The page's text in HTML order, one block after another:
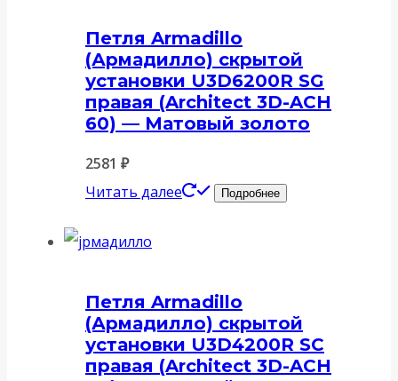
Петля Armadillo
(Армадилло) скрытой
установки U3D6200R SG
правая (Architect 3D-ACH
60) — Матовый золото
2581 ₽
Читать далее
Подробнее
Петля Armadillo
(Армадилло) скрытой
установки U3D4200R SC
правая (Architect 3D-ACH